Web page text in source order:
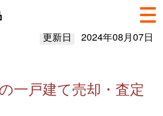
更新日 2024年08月07日
一戸建て売却・査定